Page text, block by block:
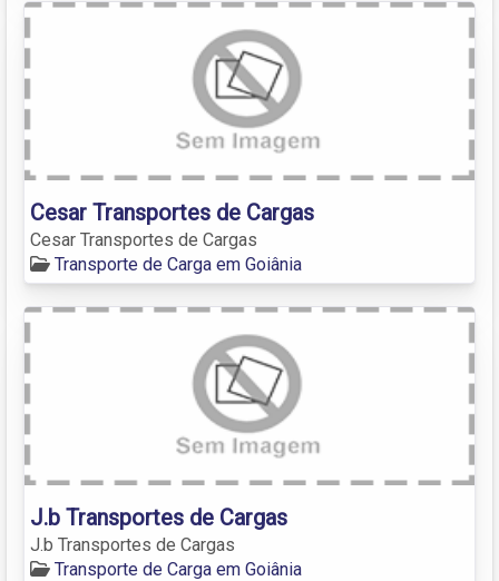
Cesar Transportes de Cargas
Cesar Transportes de Cargas
Transporte de Carga em Goiânia
J.b Transportes de Cargas
J.b Transportes de Cargas
Transporte de Carga em Goiânia